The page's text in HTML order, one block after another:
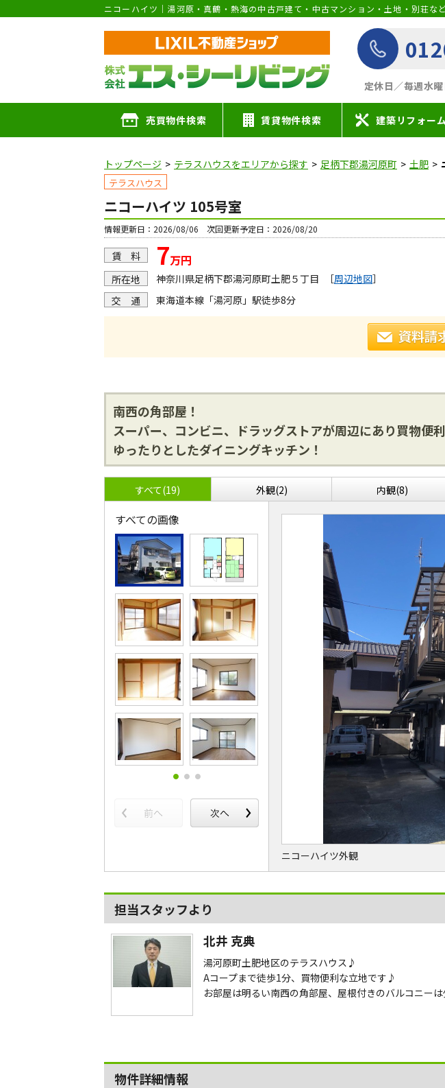
ニコーハイツ｜湯河原・真鶴・熱海の中古戸建て・中古マンション・土地・別荘な
定休日／毎週水
売買物件検索 賃貸物件検索 建築リフォー
トップページ テラスハウスをエリアから探す 足柄下郡湯河原町 土肥
テラスハウス
ニコーハイツ 105号室
情報更新日：2026/08/06 次回更新予定日：2026/08/20
賃 料 7万円
所在地 神奈川県足柄下郡湯河原町土肥５丁目 ［周辺地図］
交 通
東海道本線「湯河原」駅徒歩8分
南西の角部屋！
スーパー、コンビニ、ドラッグストアが周辺にあり買物便利
ゆったりとしたダイニングキッチン！
すべて(19) 外観(2) 内観(8)
すべての画像
ニコーハイツ外観
担当スタッフより
北井 克典
湯河原町土肥地区のテラスハウス♪
Aコープまで徒歩1分、買物便利な立地です♪
お部屋は明るい南西の角部屋、屋根付きのバルコニー
物件詳細情報